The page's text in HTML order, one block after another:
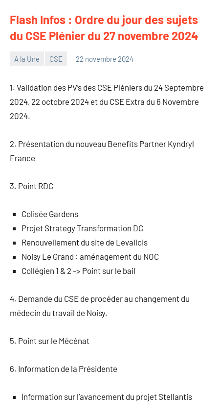
Flash Infos : Ordre du jour des sujets
du CSE Plénier du 27 novembre 2024
A la Une CSE 22 novembre 2024
1. Validation des PV’s des CSE Pléniers du 24 Septembre
2024, 22 octobre 2024 et du CSE Extra du 6 Novembre
2024.
2. Présentation du nouveau Benefits Partner Kyndryl
France
3. Point RDC
Colisée Gardens
Projet Strategy Transformation DC
Renouvellement du site de Levallois
Noisy Le Grand : aménagement du NOC
Collégien 1 & 2 -> Point sur le bail
4. Demande du CSE de procéder au changement du
médecin du travail de Noisy.
5. Point sur le Mécénat
6. Information de la Présidente
Information sur l’avancement du projet Stellantis